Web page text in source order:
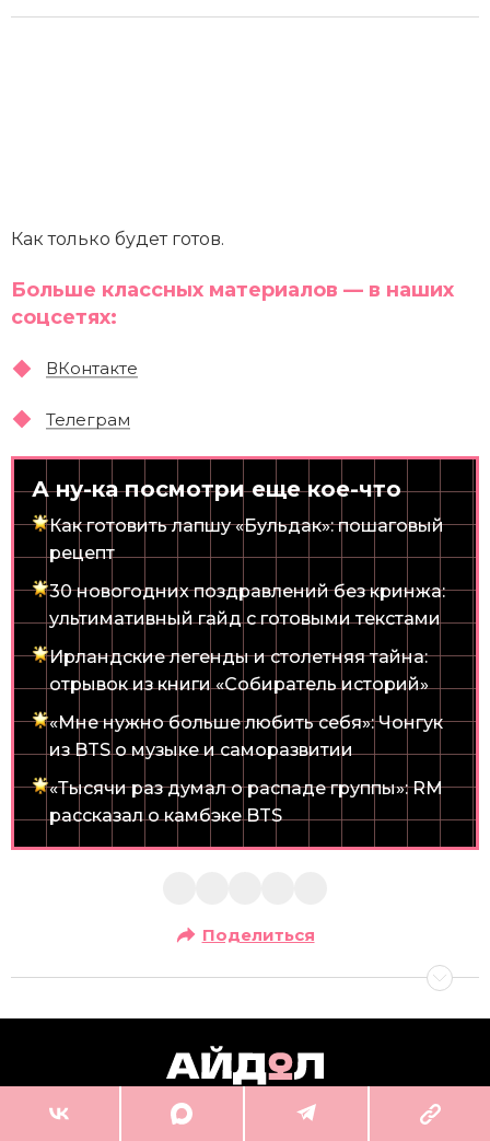
Как только будет готов.
Больше классных материалов — в наших
соцсетях:
ВКонтакте
Телеграм
А ну-ка посмотри еще кое-что
Как готовить лапшу «Бульдак»: пошаговый
рецепт
30 новогодних поздравлений без кринжа:
ультимативный гайд с готовыми текстами
Ирландские легенды и столетняя тайна:
отрывок из книги «Собиратель историй»
«Мне нужно больше любить себя»: Чонгук
из BTS о музыке и саморазвитии
«Тысячи раз думал о распаде группы»: RM
рассказал o камбэке BTS
Поделиться